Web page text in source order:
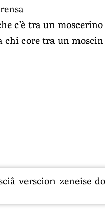
c’è tra un
core tra un
verscion zeneise